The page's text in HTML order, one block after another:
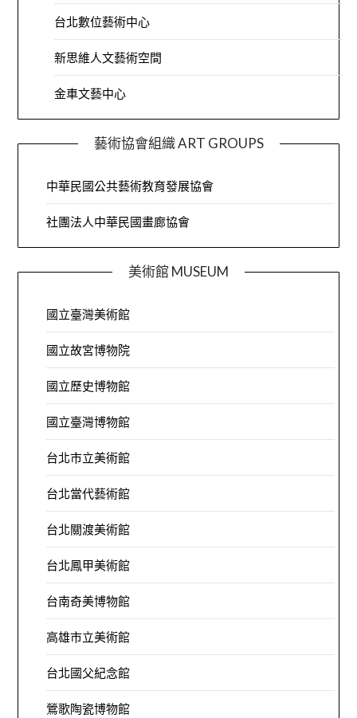
台北數位藝術中心
新思維人文藝術空間
金車文藝中心
藝術協會組織 ART GROUPS
中華民國公共藝術教育發展協會
社團法人中華民國畫廊協會
美術館 MUSEUM
國立臺灣美術館
國立故宮博物院
國立歷史博物館
國立臺灣博物館
台北市立美術館
台北當代藝術館
台北關渡美術館
台北鳳甲美術館
台南奇美博物館
高雄市立美術館
台北國父紀念館
鶯歌陶瓷博物館